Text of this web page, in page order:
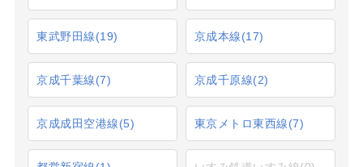
東武野田線(19) 京成本線(17)
京成千葉線(7) 京成千原線(2)
京成成田空港線(5) 東京メトロ東西線(7)